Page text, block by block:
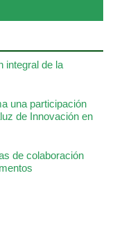
integral de la
una participación
de Innovación en
de colaboración